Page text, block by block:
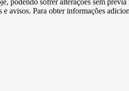
avisos. Para obter informações